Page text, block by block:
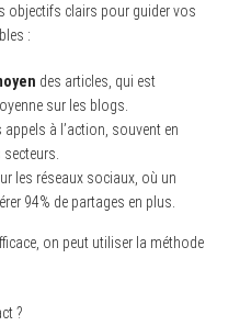
objectifs clairs pour guider vos
:
des articles, qui est
sur les blogs.
appels à l’action, souvent en
les réseaux sociaux, où un
94% de partages en plus.
on peut utiliser la méthode
?